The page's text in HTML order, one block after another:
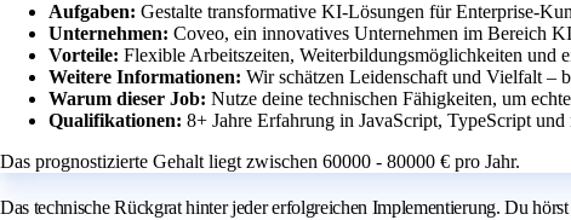
Aufgaben: Gestalte transformative KI-Lösungen für Enterprise-
Unternehmen: Coveo, ein innovatives Unternehmen im Bereich
Vorteile: Flexible Arbeitszeiten, Weiterbildungsmöglichkeiten und
Weitere Informationen: Wir schätzen Leidenschaft und Vielfalt –
Warum dieser Job: Nutze deine technischen Fähigkeiten, um
Qualifikationen: 8+ Jahre Erfahrung in JavaScript, TypeScript
Das prognostizierte Gehalt liegt zwischen 60000 - 80000 € pro Jahr.
Das technische Rückgrat hinter jeder erfolgreichen Implementierung. Du